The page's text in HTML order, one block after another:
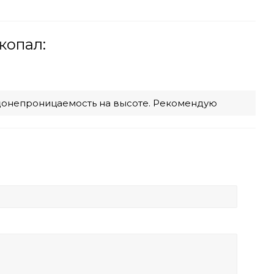
на высоте. Рекомендую